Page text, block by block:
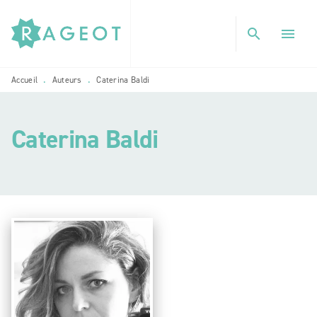
MENU RECHERCHE
PIED DE PAGE
search menu
Accueil • Auteurs • Caterina Baldi
Caterina Baldi